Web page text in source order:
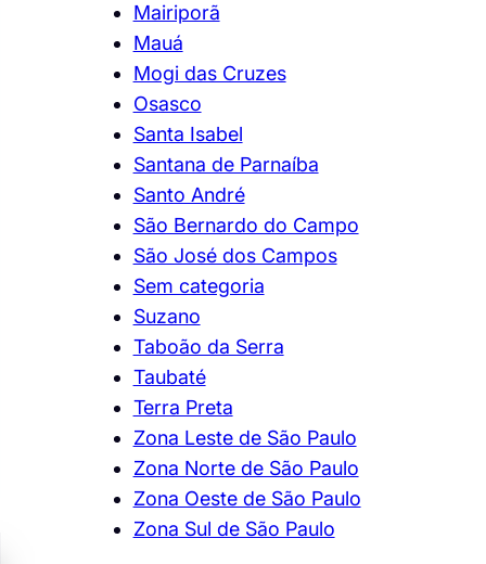
Mairiporã
Mauá
Mogi das Cruzes
Osasco
Santa Isabel
Santana de Parnaíba
Santo André
São Bernardo do Campo
São José dos Campos
Sem categoria
Suzano
Taboão da Serra
Taubaté
Terra Preta
Zona Leste de São Paulo
Zona Norte de São Paulo
Zona Oeste de São Paulo
Zona Sul de São Paulo